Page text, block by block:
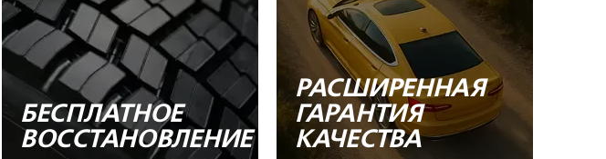
БЕСПЛАТНОЕ
ВОССТАНОВЛЕНИЕ
РАСШИРЕННАЯ
ГАРАНТИЯ
КАЧЕСТВА